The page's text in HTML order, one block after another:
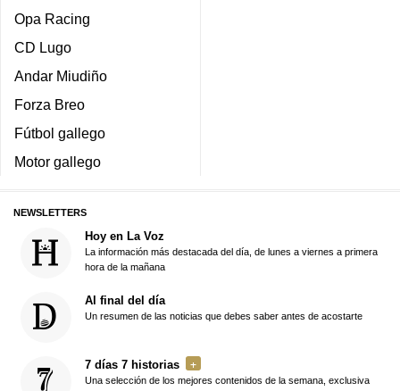
Opa Racing
CD Lugo
Andar Miudiño
Forza Breo
Fútbol gallego
Motor gallego
NEWSLETTERS
Hoy en La Voz
La información más destacada del día, de lunes a viernes a primera
hora de la mañana
Al final del día
Un resumen de las noticias que debes saber antes de acostarte
7 días 7 historias
Una selección de los mejores contenidos de la semana, exclusiva